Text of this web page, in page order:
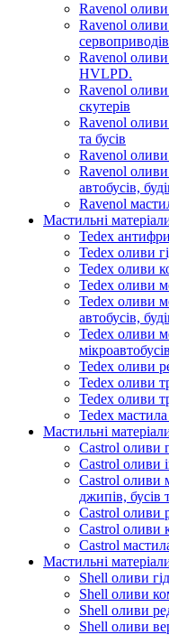
Ravenol оливи
Ravenol оливи
сервоприводів
Ravenol
HVLPD.
Ravenol оливи
скутерів
Ravenol оливи
та бусів
Ravenol оливи
Ravenol
автобусів,
Ravenol
Мастильні
Tedex
Tedex оливи
Tedex оливи
Tedex оливи
Tedex оливи
автобусів,
Tedex оливи
мікроавтобусів
Tedex оливи
Tedex оливи
Tedex оливи
Tedex
Мастильні
Castrol оливи
Castrol оливи
Castrol оливи
джипів, бусів
Castrol оливи
Castrol оливи
Castrol
Мастильні
Shell оливи
Shell оливи
Shell оливи
Shell оливи